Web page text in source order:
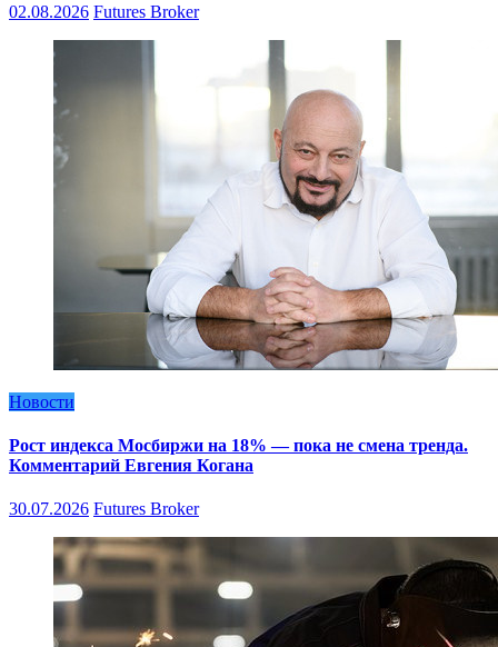
02.08.2026 Futures Broker
Новости
Рост индекса Мосбиржи на 18% — пока не смена тренда.
Комментарий Евгения Когана
30.07.2026 Futures Broker